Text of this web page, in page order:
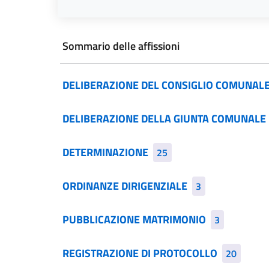
Sommario delle affissioni
DELIBERAZIONE DEL CONSIGLIO
DELIBERAZIONE DELLA GIUNTA COMUNALE
DETERMINAZIONE 25
ORDINANZE DIRIGENZIALE 3
PUBBLICAZIONE MATRIMONIO 3
REGISTRAZIONE DI PROTOCOLLO 20